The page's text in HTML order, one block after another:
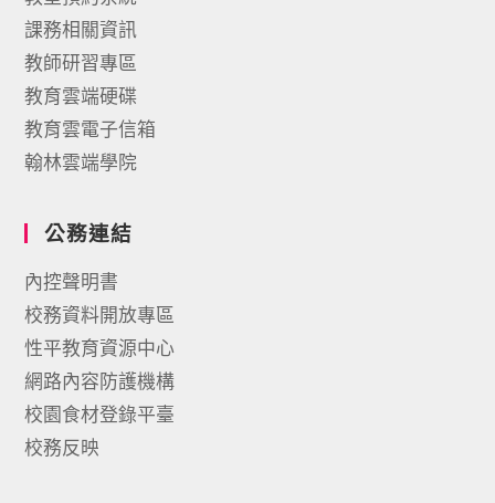
課務相關資訊
教師研習專區
教育雲端硬碟
教育雲電子信箱
翰林雲端學院
公務連結
內控聲明書
校務資料開放專區
性平教育資源中心
網路內容防護機構
校園食材登錄平臺
校務反映